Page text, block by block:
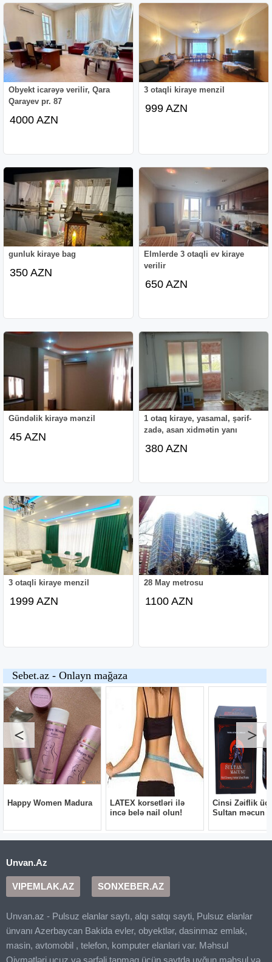
Obyekt icarəyə verilir, Qara
Qarayev pr. 87
4000 AZN
3 otaqli kiraye menzil
999 AZN
gunluk kiraye bag
350 AZN
Elmlerde 3 otaqli ev kiraye
verilir
650 AZN
Gündəlik kirayə mənzil
45 AZN
1 otaq kiraye, yasamal, şərif-
zadə, asan xidmətin yanı
380 AZN
3 otaqli kiraye menzil
1999 AZN
28 May metrosu
1100 AZN
Unvan.Az
VIPEMLAK.AZ SONXEBER.AZ
Unvan.az - Pulsuz elanlar saytı, alqı satqı sayti, Pulsuz elanlar
ünvanı Azerbaycan Bakida evler, obyektlər, dasinmaz emlak,
masin, avtomobil , telefon, komputer elanlari var. Məhsul
Qiymətləri ucuz və sərfəli tapmaq üçün saytda uyğun məhsul və